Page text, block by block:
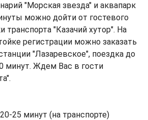
"Морская звезда" и аквапарк
можно дойти от гостевого
транспорта "Казачий хутор". На
регистрации можно заказать
"Лазаревское", поездка до
минут. Ждем Вас в гости
25 минут (на транспорте)